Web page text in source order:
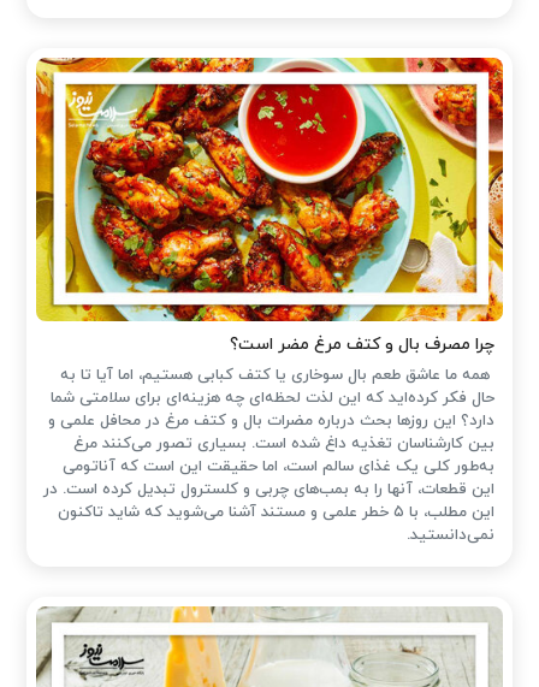
چرا مصرف بال و کتف مرغ مضر است؟
همه ما عاشق طعم بال سوخاری یا کتف کبابی هستیم، اما آیا تا به
حال فکر کرده‌اید که این لذت لحظه‌ای چه هزینه‌ای برای سلامتی شما
دارد؟ این روزها بحث درباره مضرات بال و کتف مرغ در محافل علمی و
بین کارشناسان تغذیه داغ شده است. بسیاری تصور می‌کنند مرغ
به‌طور کلی یک غذای سالم است، اما حقیقت این است که آناتومی
این قطعات، آنها را به بمب‌های چربی و کلسترول تبدیل کرده است. در
این مطلب، با ۵ خطر علمی و مستند آشنا می‌شوید که شاید تاکنون
نمی‌دانستید.